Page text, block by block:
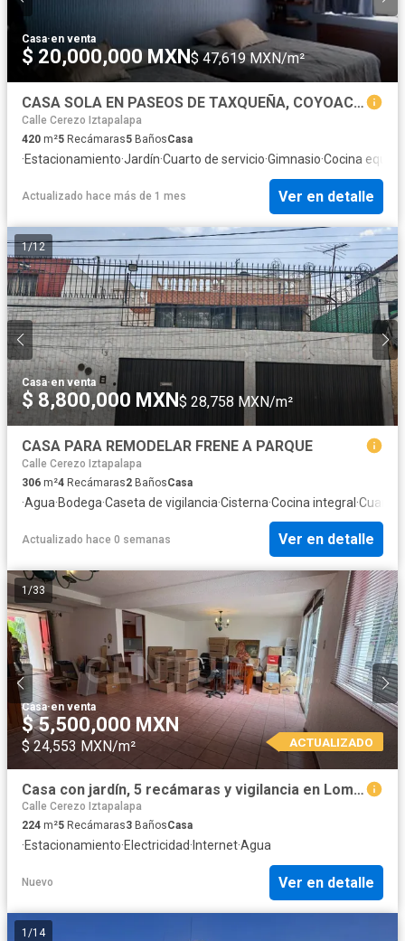
Casa·en venta
$ 20,000,000 MXN $ 47,619 MXN/m²
CASA SOLA EN PASEOS DE TAXQUEÑA, COYOACAN
Calle Cerezo Iztapalapa
420 m²5 Recámaras5 BañosCasa
·Estacionamiento·Jardín·Cuarto de servicio·Gimnasio·Cocina
Actualizado hace más de 1 mes Ver en detalle
1/12
Casa·en venta
$ 8,800,000 MXN$ 28,758 MXN/m²
CASA PARA REMODELAR FRENE A PARQUE
Calle Cerezo Iztapalapa
306 m²4 Recámaras2 BañosCasa
·Agua·Bodega·Caseta de vigilancia·Cisterna·Cocina integral ·Cuarto
Actualizado hace 0 semanas Ver en detalle
1/33
Casa·en venta
$ 5,500,000 MXN
$ 24,553 MXN/m² ACTUALIZADO
Casa con jardín, 5 recámaras y vigilancia en Lomas Estrella | 225 m²
Calle Cerezo Iztapalapa
224 m²5 Recámaras3 BañosCasa
·Estacionamiento·Electricidad· Internet·Agua
Nuevo Ver en detalle
1 /14